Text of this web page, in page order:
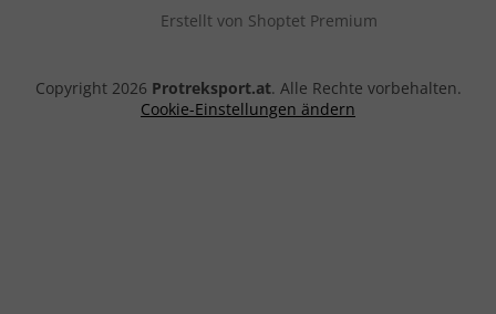
Erstellt von Shoptet Premium
Copyright 2026 Protreksport.at. Alle Rechte vorbehalten.
Cookie-Einstellungen ändern